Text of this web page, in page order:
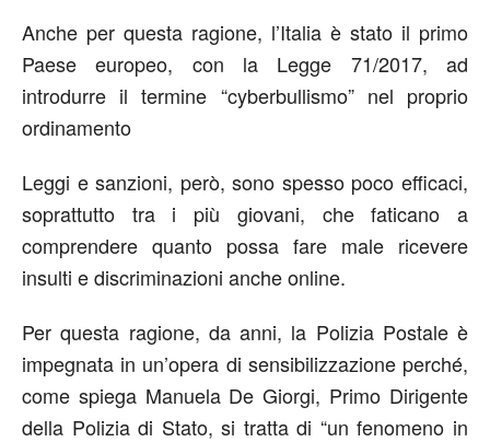
Anche per questa ragione, l’Italia è stato il primo
Paese europeo, con la Legge 71/2017, ad
introdurre il termine “cyberbullismo” nel proprio
ordinamento
Leggi e sanzioni, però, sono spesso poco efficaci,
soprattutto tra i più giovani, che faticano a
comprendere quanto possa fare male ricevere
insulti e discriminazioni anche online.
Per questa ragione, da anni, la Polizia Postale è
impegnata in un’opera di sensibilizzazione perché,
come spiega Manuela De Giorgi, Primo Dirigente
della Polizia di Stato, si tratta di “un fenomeno in